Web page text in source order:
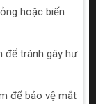
hoặc biến
để tránh gây hư
để bảo vệ mắt